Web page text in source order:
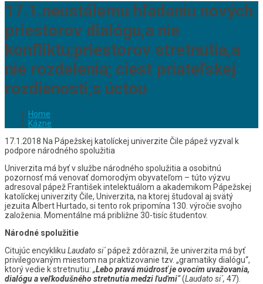
17.1.neustálemu hľadaniu nových
priestorov dialógu,a nie
konfliktu;priestorov stretnutia,a
nie rozdelenia; ciest priateľskej
rozdienosti,s úctou
Home
Kázne
17.1.2018 Na Pápežskej katolíckej univerzite Čile pápež vyzval k
podpore národného spolužitia
Univerzita má byť v službe národného spolužitia a osobitnú
pozornosť má venovať domorodým obyvateľom – túto výzvu
adresoval pápež František intelektuálom a akademikom Pápežskej
katolíckej univerzity Čile, Univerzita, na ktorej študoval aj svätý
jezuita Albert Hurtado, si tento rok pripomína 130. výročie svojho
založenia. Momentálne má približne 30-tisíc študentov.
Národné spolužitie
Citujúc encykliku Laudato si´pápež zdôraznil, že univerzita má byť
privilegovaným miestom na praktizovanie tzv. „gramatiky dialógu“,
ktorý vedie k stretnutiu: „Lebo pravá múdrosť je ovocím uvažovania,
dialógu a veľkodušného stretnutia medzi ľuďmi“(Laudato si´, 47).